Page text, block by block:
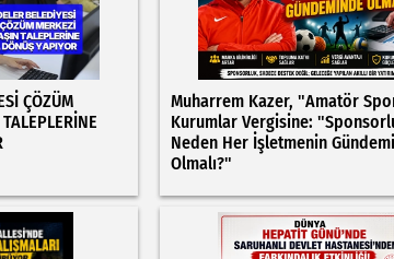
ÇÖZÜM
Muharrem Kazer, "Amatör
Kurumlar Vergisine:
Neden Her İşletmenin
Olmalı?"